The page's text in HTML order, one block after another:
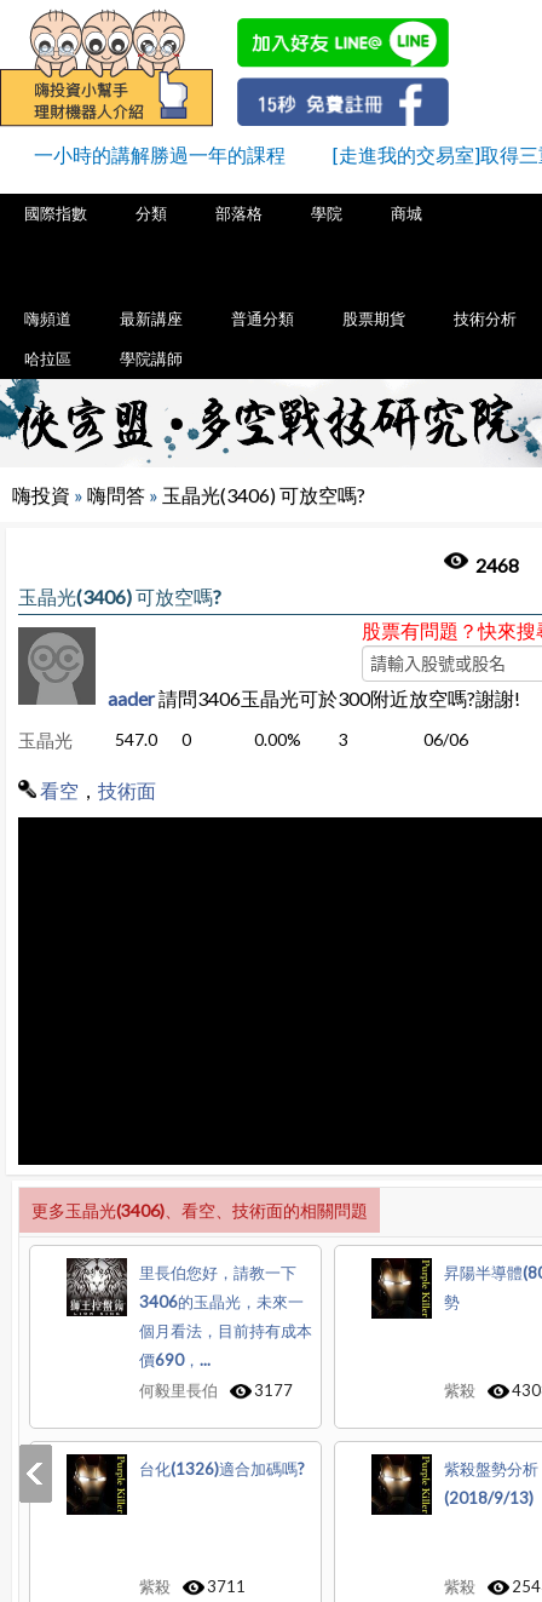
一小時的講解勝過一年的課程 [走進我的交易室]取得
國際指數 分類 部落格 學院 商城
嗨頻道 最新講座 普通分類 股票期貨 技術分析
哈拉區 學院講師
嗨投資 » 嗨問答 » 玉晶光(3406) 可放空嗎?
2468
玉晶光(3406) 可放空嗎?
股票有問題？快來搜
aader請問3406玉晶光可於300附近放空嗎?謝謝!
玉晶光 547.0 0 0.00% 3 06/06
看空 技術面
更多玉晶光(3406)、看空、技術面的相關問題
里長伯您好，請教一下
3406的玉晶光，未來一
個月看法，目前持有成本
價690，...
何毅里長伯
3177
昇陽半導體
勢
紫殺
台化(1326)適合加碼嗎?
紫殺 3711
紫殺盤勢分析
(2018/9/13)
紫殺